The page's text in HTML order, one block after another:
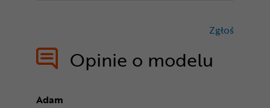
Opinie o modelu
Zgłoś
Adam